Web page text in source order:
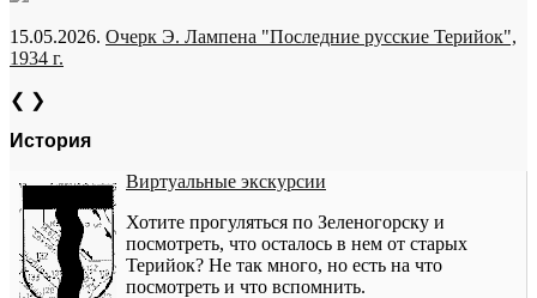
15.05.2026. Очерк Э. Лампена "Последние русские Терийок",
1934 г.
❮ ❯
История
Виртуальные экскурсии
Хотите прогуляться по Зеленогорску и
посмотреть, что осталось в нем от старых
Терийок? Не так много, но есть на что
посмотреть и что вспомнить.